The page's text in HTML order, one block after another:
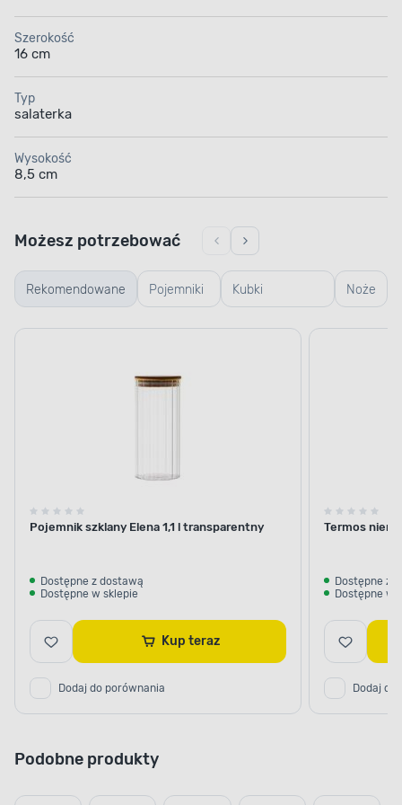
Szerokość
16 cm
Typ
salaterka
Wysokość
8,5 cm
Rekomendowane Pojemniki
szklane
Kubki
termiczne i
Noże
Możesz potrzebować
Pojemnik szklany Elena 1,1 l transparentny
Dostępne z dostawą
Dostępne w sklepie
Kup teraz
Dodaj do porównania
Termos
Dostępne z
Dostępne w
Dodaj do
Podobne produkty